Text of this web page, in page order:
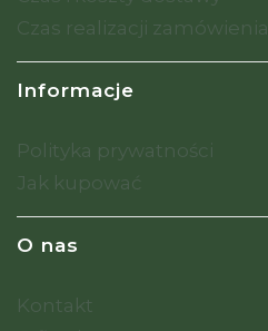
Czas realizacji zamówienia
Informacje
Polityka prywatności
Jak kupować
O nas
Kontakt